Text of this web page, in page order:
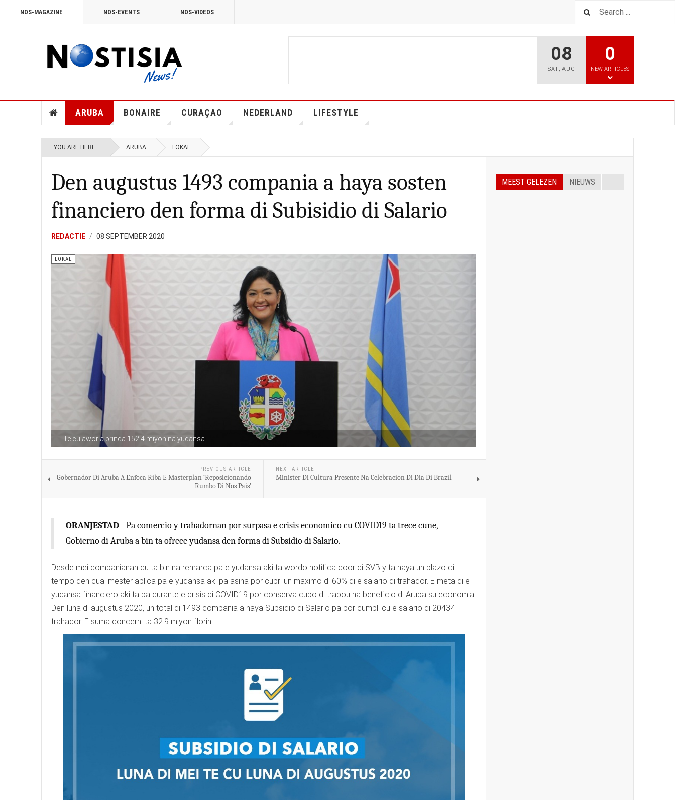
NOS-MAGAZINE NOS-EVENTS NOS-VIDEOS
08
SAT, AUG
0
NEW ARTICLES
ARUBA BONAIRE CURAÇAO NEDERLAND LIFESTYLE
YOU ARE HERE: ARUBA LOKAL
Den augustus 1493 compania a haya sosten
financiero den forma di Subisidio di Salario
REDACTIE 08 SEPTEMBER 2020
Te cu awor a brinda 152.4 miyon na yudansa
LOKAL
PREVIOUS ARTICLE
Gobernador Di Aruba A Enfoca Riba E Masterplan ‘Reposicionando
Rumbo Di Nos Pais’
NEXT ARTICLE
Minister Di Cultura Presente Na Celebracion Di Dia Di Brazil
ORANJESTAD - Pa comercio y trahadornan por surpasa e crisis economico cu COVID19 ta trece cune,
Gobierno di Aruba a bin ta ofrece yudansa den forma di Subsidio di Salario.
Desde mei companianan cu ta bin na remarca pa e yudansa aki ta wordo notifica door di SVB y ta haya un plazo di
tempo den cual mester aplica pa e yudansa aki pa asina por cubri un maximo di 60% di e salario di trahador. E meta di e
yudansa financiero aki ta pa durante e crisis di COVID19 por conserva cupo di trabou na beneficio di Aruba su economia.
Den luna di augustus 2020, un total di 1493 compania a haya Subsidio di Salario pa por cumpli cu e salario di 20434
trahador. E suma concerni ta 32.9 miyon florin.
MEEST GELEZEN NIEUWS